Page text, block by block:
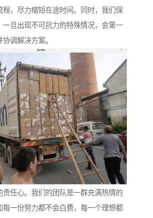
程，尽力缩短在途时间。同时，我们保
一旦出现不可抗力的特殊情况，会第一
调解决方案。
责任心。我们的团队是一群充满热情的
每一份努力都不会白费，每一个理想都